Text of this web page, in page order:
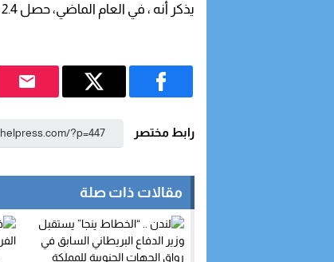
يذكر أنه ، في العام الماضي، حصل 2.4 مليون مهاجر على تصريح إقامة في الاتحاد الأوروبي.
رابط مختصر
مقالات ذات صلة